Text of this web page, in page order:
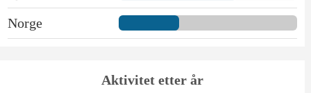
Norge
Aktivitet etter år